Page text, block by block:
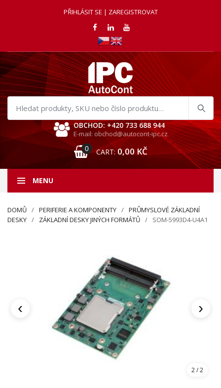
PŘIHLÁSIT SE | ZAREGISTROVAT
Hledat
produkty
OBCHOD: +420 733 688 944
E-mail: obchod@autocont-ipc.cz
0 CART: 0,00 KČ
MENU
DOMŮ PERIFERIE A KOMPONENTY
PRŮMYSLOVÉ ZÁKLADNÍ
DESKY
ZÁKLADNÍ DESKY JINÝCH FORMÁTŮ SOM-5993D4-U4A1
‹ ›
2/ 2